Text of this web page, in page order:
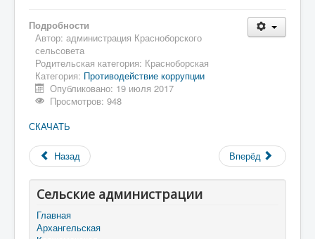
Подробности
Автор: администрация Красноборского
сельсовета
Родительская категория: Красноборская
Категория: Противодействие коррупции
Опубликовано: 19 июля 2017
Просмотров: 948
СКАЧАТЬ
Назад Вперёд
Сельские администрации
Главная
Архангельская